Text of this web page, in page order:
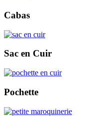
Cabas
Sac en Cuir
Pochette